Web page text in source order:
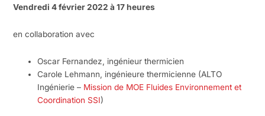
Vendredi 4 février 2022 à 17 heures
en collaboration avec
Oscar Fernandez, ingénieur thermicien
Carole Lehmann, ingénieure thermicienne (ALTO
Ingénierie – Mission de MOE Fluides Environnement et
Coordination SSI)